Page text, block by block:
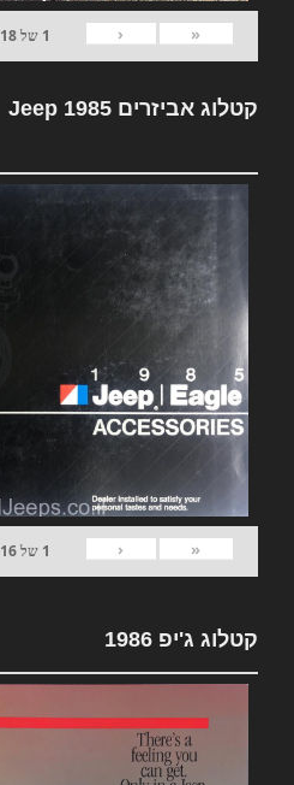
«
‹
1 של18
קטלוג אביזרים Jeep 1985
«
‹
1 של16
קטלוג ג'יפ 1986